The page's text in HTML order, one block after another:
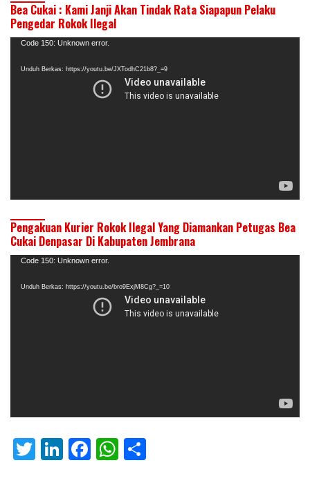
Bea Cukai : Kami Janji Akan Tindak Rata Siapapun Pelaku
Pengedar Rokok Ilegal
Pemutar
Code 150: Unknown error.
Unduh Berkas: https://youtu.be/JXTodhC21b8?_=9
Pengakuan Kurier Rokok Ilegal Yang Diamankan Petugas Bea
Cukai Denpasar Di Kabupaten Jembrana
Pemutar
Code 150: Unknown error.
Unduh Berkas: https://youtu.be/bro9ExjM8Cg?_=10
T Li F W